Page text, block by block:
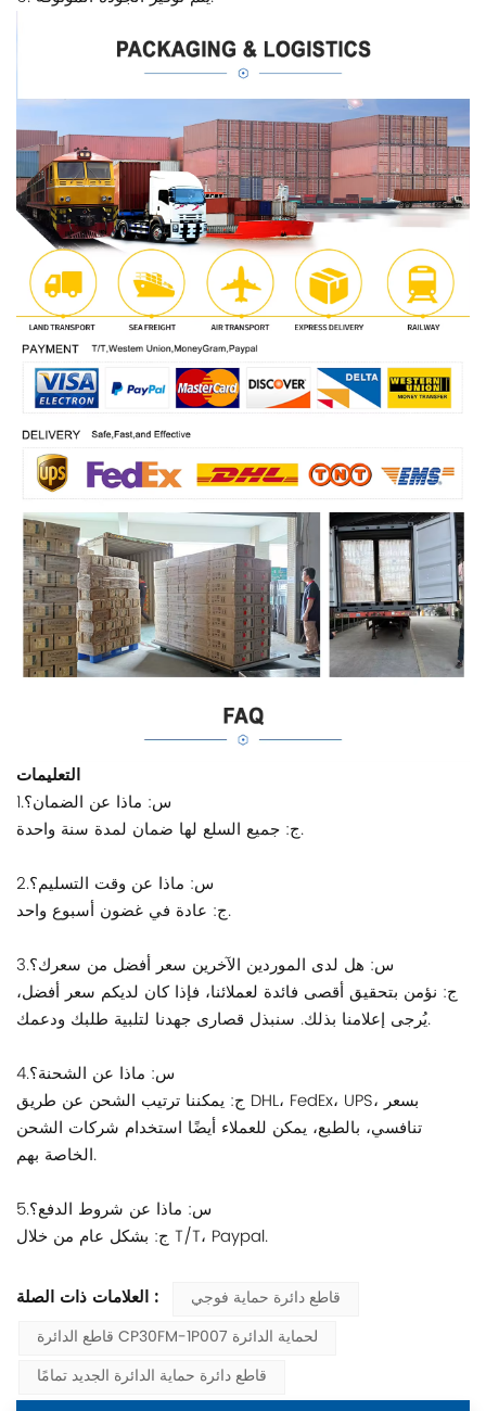
التعليمات
1.س: ماذا عن الضمان؟
ج: جميع السلع لها ضمان لمدة سنة واحدة.
2.س: ماذا عن وقت التسليم؟
ج: عادة في غضون أسبوع واحد.
3.س: هل لدى الموردين الآخرين سعر أفضل من سعرك؟
ج: نؤمن بتحقيق أقصى فائدة لعملائنا، فإذا كان لديكم سعر أفضل،
يُرجى إعلامنا بذلك. سنبذل قصارى جهدنا لتلبية طلبك ودعمك.
4.س: ماذا عن الشحنة؟
ج: يمكننا ترتيب الشحن عن طريق DHL، FedEx، UPS، بسعر
تنافسي، بالطبع، يمكن للعملاء أيضًا استخدام شركات الشحن
الخاصة بهم.
5.س: ماذا عن شروط الدفع؟
ج: بشكل عام من خلال T/T، Paypal.
العلامات ذات الصلة :
قاطع دائرة حماية فوجي
قاطع الدائرة CP30FM-1P007 لحماية الدائرة
قاطع دائرة حماية الدائرة الجديد تمامًا